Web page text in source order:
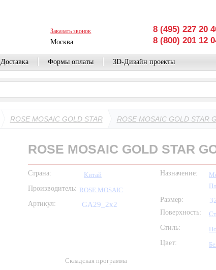
Заказать звонок
Москва
8 (495) 227 20
8 (800) 201 12
Доставка Формы оплаты 3D-Дизайн проекты
ROSE MOSAIC GOLD STAR ROSE MOSAIC GOLD STAR
ROSE MOSAIC GOLD STAR
Страна:
Китай
Производитель: ROSE MOSAIC
Артикул:
GA29_2x2
Назначение:
Размер:
Поверхность:
Стиль:
Цвет:
Складская программа